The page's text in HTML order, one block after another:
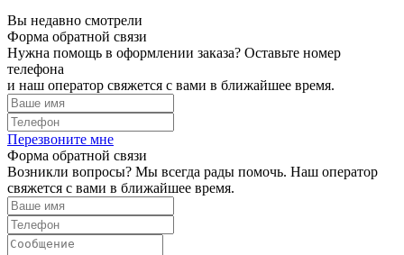
Вы недавно смотрели
Форма обратной связи
Нужна помощь в оформлении заказа? Оставьте номер
телефона
и наш оператор свяжется с вами в ближайшее время.
Перезвоните мне
Форма обратной связи
Возникли вопросы? Мы всегда рады помочь. Наш оператор
свяжется с вами в ближайшее время.